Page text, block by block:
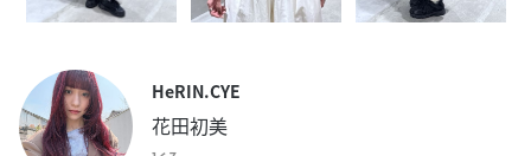
HeRIN.CYE
花田初美